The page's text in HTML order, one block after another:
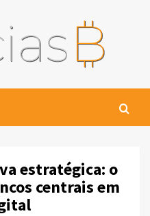
estratégica: o
centrais em